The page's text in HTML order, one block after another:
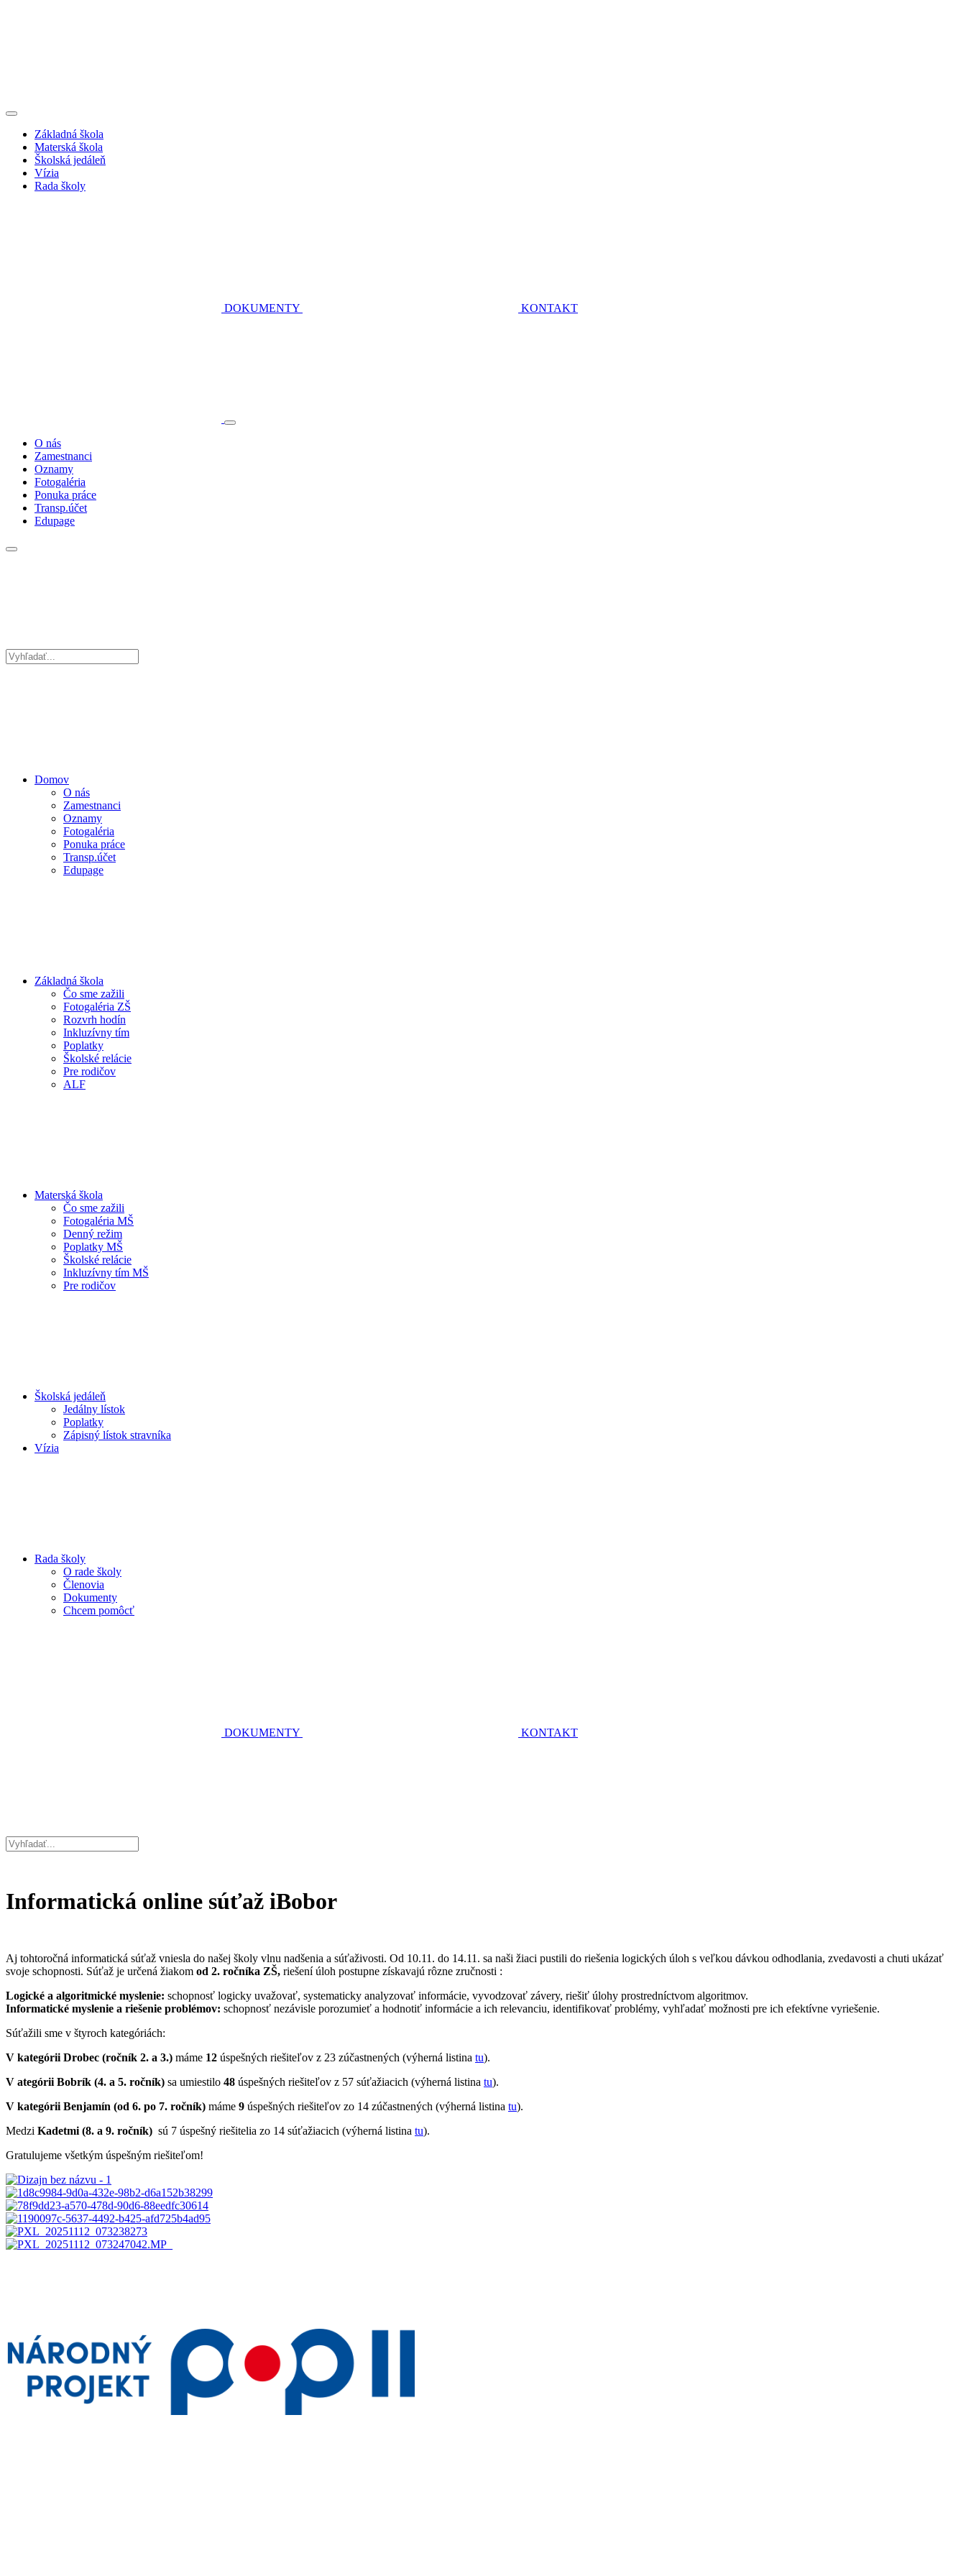
Základná škola
Materská škola
Školská jedáleň
Vízia
Rada školy
DOKUMENTY KONTAKT
O nás
Zamestnanci
Oznamy
Fotogaléria
Ponuka práce
Transp.účet
Edupage
Domov
O nás
Zamestnanci
Oznamy
Fotogaléria
Ponuka práce
Transp.účet
Edupage
Základná škola
Čo sme zažili
Fotogaléria ZŠ
Rozvrh hodín
Inkluzívny tím
Poplatky
Školské relácie
Pre rodičov
ALF
Materská škola
Čo sme zažili
Fotogaléria MŠ
Denný režim
Poplatky MŠ
Školské relácie
Inkluzívny tím MŠ
Pre rodičov
Školská jedáleň
Jedálny lístok
Poplatky
Zápisný lístok stravníka
Vízia
Rada školy
O rade školy
Členovia
Dokumenty
Chcem pomôcť
DOKUMENTY KONTAKT
Informatická online súťaž iBobor
Aj tohtoročná informatická súťaž vniesla do našej školy vlnu nadšenia a súťaživosti. Od 10.11. do 14.11. sa naši žiaci pustili do riešenia logických úloh s veľkou dávkou odhodlania, zvedavosti a chuti ukázať
svoje schopnosti. Súťaž je určená žiakom od 2. ročníka ZŠ, riešení úloh postupne získavajú rôzne zručnosti :
Logické a algoritmické myslenie: schopnosť logicky uvažovať, systematicky analyzovať informácie, vyvodzovať závery, riešiť úlohy prostredníctvom algoritmov.
Informatické myslenie a riešenie problémov: schopnosť nezávisle porozumieť a hodnotiť informácie a ich relevanciu, identifikovať problémy, vyhľadať možnosti pre ich efektívne vyriešenie.
Súťažili sme v štyroch kategóriách:
V kategórii Drobec (ročník 2. a 3.) máme 12 úspešných riešiteľov z 23 zúčastnených (výherná listina tu).
V ategórii Bobrík (4. a 5. ročník) sa umiestilo 48 úspešných riešiteľov z 57 súťažiacich (výherná listina tu).
V kategórii Benjamín (od 6. po 7. ročník) máme 9 úspešných riešiteľov zo 14 zúčastnených (výherná listina tu).
Medzi Kadetmi (8. a 9. ročník) sú 7 úspešný riešitelia zo 14 súťažiacich (výherná listina tu).
Gratulujeme všetkým úspešným riešiteľom!